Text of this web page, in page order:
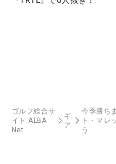
ゴルフ総合サ
イト ALBA
Net
ギ
ア
今季勝ち
ト・マレ
う